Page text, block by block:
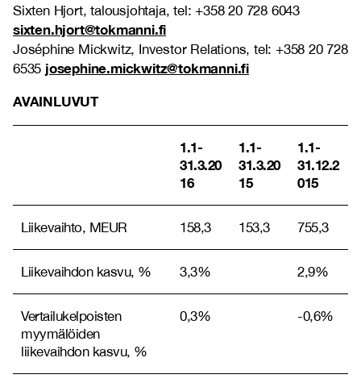
Sixten Hjort, talousjohtaja, tel: +358 20 728 6043
sixten.hjort@tokmanni.fi
Joséphine Mickwitz, Investor Relations, tel: +358 20 728
6535 josephine.mickwitz@tokmanni.fi
AVAINLUVUT
1.1-
31.3.20
16
1.1-
31.3.20
15
1.1-
31.12.2
015
Liikevaihto, MEUR 158,3 153,3 755,3
Liikevaihdon kasvu, % 3,3% 2,9%
Vertailukelpoisten
myymälöiden
liikevaihdon kasvu, %
0,3% -0,6%